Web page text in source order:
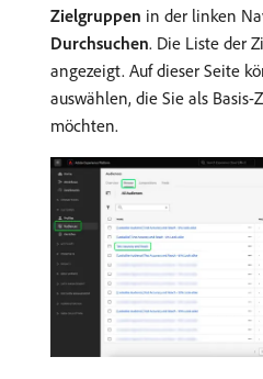
Zielgruppen in der linken
Durchsuchen. Die Liste der
angezeigt. Auf dieser Seite
auswählen, die Sie als
möchten.